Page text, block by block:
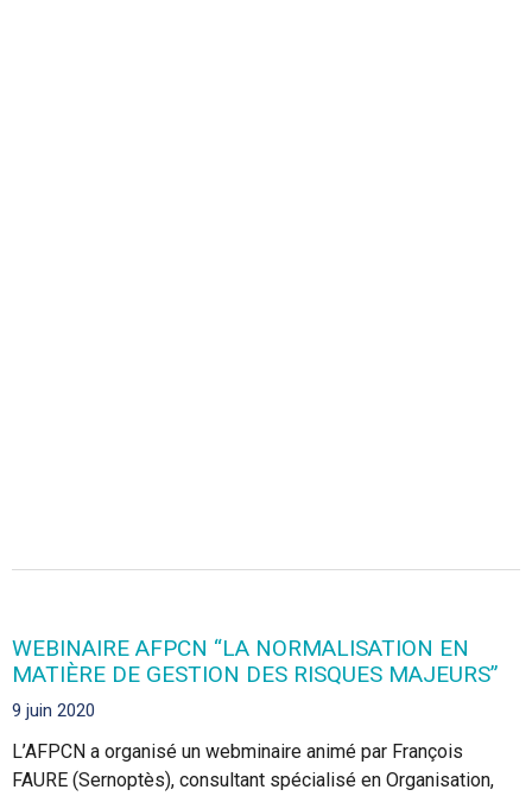
WEBINAIRE AFPCN “LA NORMALISATION EN
MATIÈRE DE GESTION DES RISQUES MAJEURS”
9 juin 2020
L’AFPCN a organisé un webminaire animé par François
FAURE (Sernoptès), consultant spécialisé en Organisation,